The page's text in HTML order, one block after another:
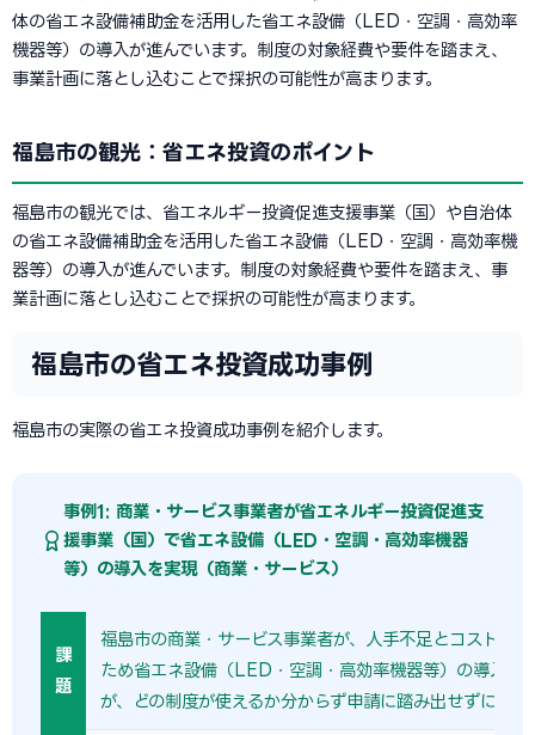
体の省エネ設備補助金を活用した省エネ設備（LED・空調・高効率
機器等）の導入が進んでいます。制度の対象経費や要件を踏まえ、
事業計画に落とし込むことで採択の可能性が高まります。
福島市の観光：省エネ投資のポイント
福島市の観光では、省エネルギー投資促進支援事業（国）や自治体
の省エネ設備補助金を活用した省エネ設備（LED・空調・高効率機
器等）の導入が進んでいます。制度の対象経費や要件を踏まえ、事
業計画に落とし込むことで採択の可能性が高まります。
福島市の省エネ投資成功事例
福島市の実際の省エネ投資成功事例を紹介します。
事例1: 商業・サービス事業者が省エネルギー投資促進支
援事業（国）で省エネ設備（LED・空調・高効率機器
等）の導入を実現（商業・サービス）
課
題
福島市の商業・サービス事業者が、人手不足とコスト上
ため省エネ設備（LED・空調・高効率機器等）の導入を
が、どの制度が使えるか分からず申請に踏み出せずにいた